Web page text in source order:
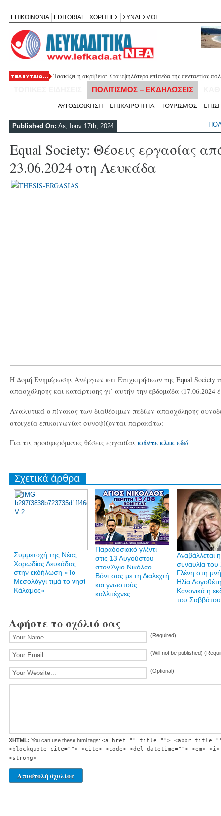
ΕΠΙΚΟΙΝΩΝΙΑ EDITORIAL ΧΟΡΗΓΙΕΣ ΣΥΝΔΕΣΜΟΙ
Συμμετοχή της Νέας Χορωδίας Λευκάδας στην εκδήλωση «Το
ΠΟΛΙΤΙΣΜΟΣ – ΕΚΔΗΛΩΣΕΙΣ
ΑΥΤΟΔΙΟΙΚΗΣΗ ΕΠΙΚΑΙΡΟΤΗΤΑ ΤΟΥΡΙΣΜΟΣ
Published On: Δε, Ιουν 17th, 2024
Equal Society: Θέσεις εργασίας
23.06.2024 στη Λευκάδα
Η Δομή Ενημέρωσης Ανέργων και Επιχειρήσεων της Equal Society
απασχόλησης και κατάρτισης γι’ αυτήν την εβδομάδα (17.06.2024
Αναλυτικά ο πίνακας των διαθέσιμων πεδίων απασχόλησης
στοιχεία επικοινωνίας συνοψίζονται παρακάτω:
Για τις προσφερόμενες θέσεις εργασίας κάντε κλικ εδώ
Σχετικά άρθρα
Συμμετοχή της Νέας
Χορωδίας Λευκάδας
στην εκδήλωση «Το
Μεσολόγγι τιμά το νησί
Κάλαμος»
Παραδοσιακό γλέντι
στις 13 Αυγούστου
στον Άγιο Νικόλαο
Βόνιτσας με τη Διαλεχτή
και γνωστούς
καλλιτέχνες
Αναβάλλεται η
συναυλία
Γλένη στη
Ηλία
Κανονικά η
του Σαββάτου
Αφήστε το σχόλιό σας
(Required)
(Will not be published)
(Optional)
XHTML: You can use these html tags: <a href="" title=""> <abbr
<blockquote cite=""> <cite> <code> <del datetime=""> <em>
<strong>